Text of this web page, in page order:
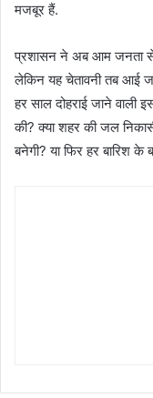
मजबूर हैं.
प्रशासन ने अब आम जनता से
लेकिन यह चेतावनी तब आई
हर साल दोहराई जाने वाली
की? क्या शहर की जल
बनेगी? या फिर हर बारिश